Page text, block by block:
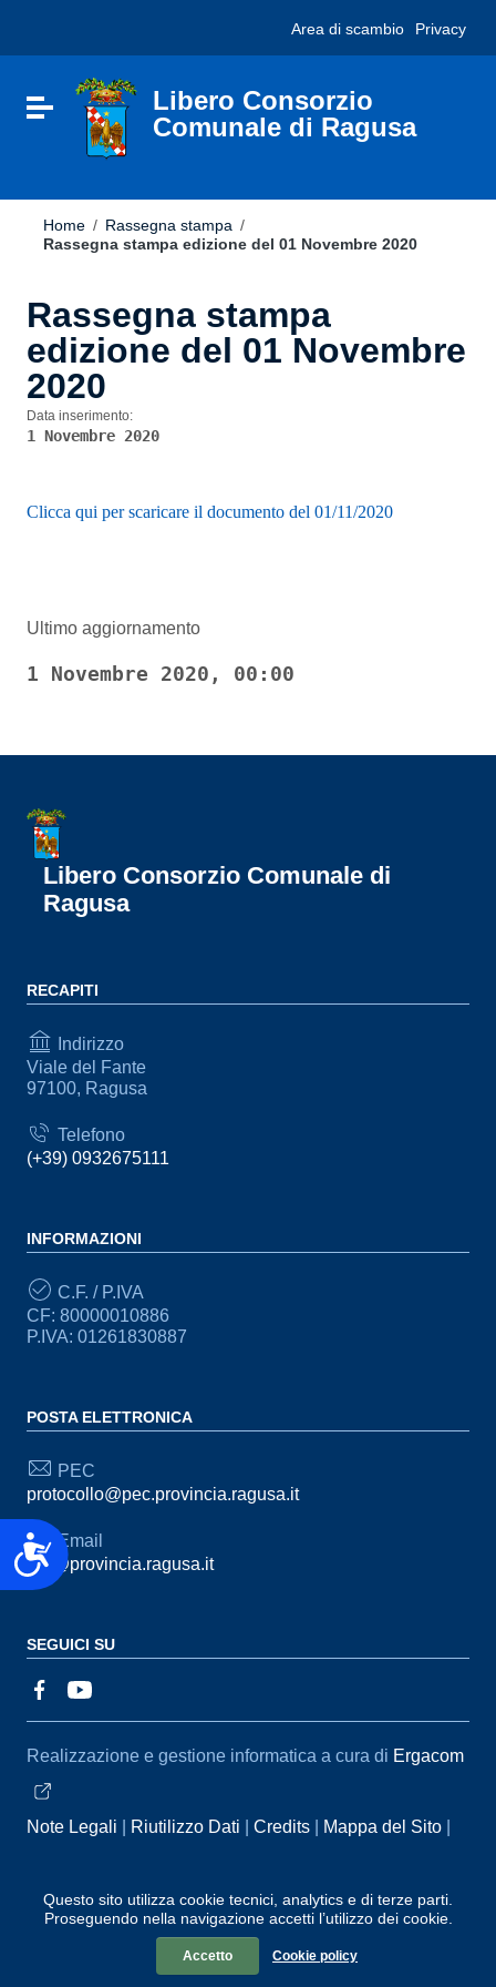
sito
include
Accessibilità
Questo sito utilizza cookie tecnici, analytics e di terze parti.
Proseguendo nella navigazione accetti l’utilizzo dei cookie.
Accetto Cookie policy
Vai al footer
Area di scambio Privacy
Attiva / disattiva la navigazione
Libero Consorzio
Comunale di Ragusa
Home / Rassegna stampa /
Rassegna stampa edizione del 01 Novembre 2020
Rassegna stampa
edizione del 01 Novembre
2020
Data inserimento:
1 Novembre 2020
Clicca qui per scaricare il documento del 01/11/2020
Ultimo aggiornamento
1 Novembre 2020, 00:00
Libero Consorzio Comunale di
Ragusa
RECAPITI
Indirizzo
Viale del Fante
97100, Ragusa
Telefono
(+39) 0932675111
INFORMAZIONI
C.F. / P.IVA
CF: 80000010886
P.IVA: 01261830887
POSTA ELETTRONICA
PEC
protocollo@pec.provincia.ragusa.it
Email
urp@provincia.ragusa.it
SEGUICI SU
Sezione Link Utili
Realizzazione e gestione informatica a cura di Ergacom
Note Legali Riutilizzo Dati Credits
Mappa del Sito
Segnalazioni
Statistiche accessi
Dichiarazione di
Accessibilità